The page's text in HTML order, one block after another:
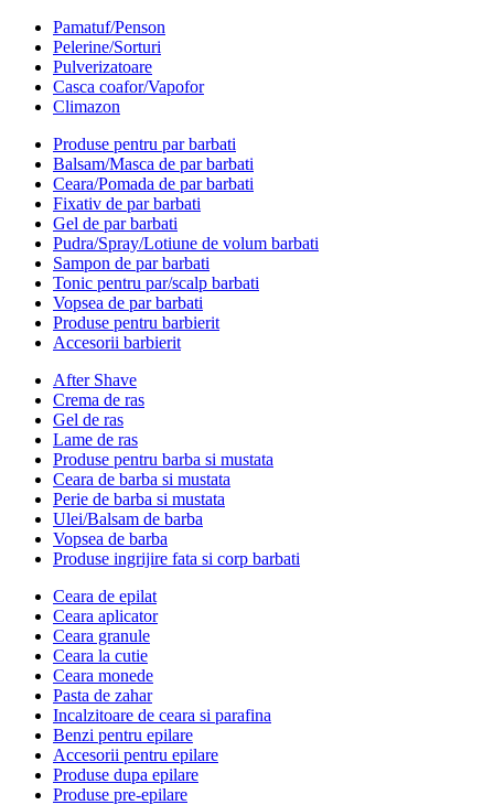
Pamatuf/Penson
Pelerine/Sorturi
Pulverizatoare
Casca coafor/Vapofor
Climazon
Produse pentru par barbati
Balsam/Masca de par barbati
Ceara/Pomada de par barbati
Fixativ de par barbati
Gel de par barbati
Pudra/Spray/Lotiune de volum barbati
Sampon de par barbati
Tonic pentru par/scalp barbati
Vopsea de par barbati
Produse pentru barbierit
Accesorii barbierit
After Shave
Crema de ras
Gel de ras
Lame de ras
Produse pentru barba si mustata
Ceara de barba si mustata
Perie de barba si mustata
Ulei/Balsam de barba
Vopsea de barba
Produse ingrijire fata si corp barbati
Ceara de epilat
Ceara aplicator
Ceara granule
Ceara la cutie
Ceara monede
Pasta de zahar
Incalzitoare de ceara si parafina
Benzi pentru epilare
Accesorii pentru epilare
Produse dupa epilare
Produse pre-epilare